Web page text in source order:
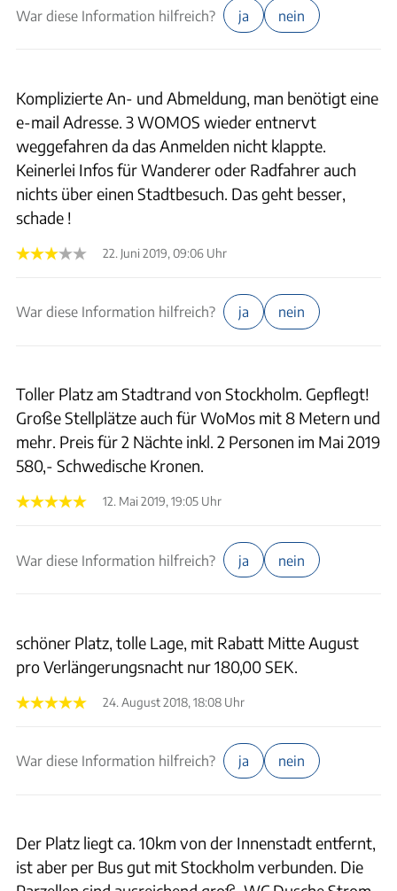
War diese Information hilfreich? ja nein
Komplizierte An- und Abmeldung, man benötigt eine
e-mail Adresse. 3 WOMOS wieder entnervt
weggefahren da das Anmelden nicht klappte.
Keinerlei Infos für Wanderer oder Radfahrer auch
nichts über einen Stadtbesuch. Das geht besser,
schade !
22. Juni 2019, 09:06 Uhr
War diese Information hilfreich? ja nein
Toller Platz am Stadtrand von Stockholm. Gepflegt!
Große Stellplätze auch für WoMos mit 8 Metern und
mehr. Preis für 2 Nächte inkl. 2 Personen im Mai 2019
580,- Schwedische Kronen.
12. Mai 2019, 19:05 Uhr
War diese Information hilfreich? ja nein
schöner Platz, tolle Lage, mit Rabatt Mitte August
pro Verlängerungsnacht nur 180,00 SEK.
24. August 2018, 18:08 Uhr
War diese Information hilfreich? ja nein
Der Platz liegt ca. 10km von der Innenstadt entfernt,
ist aber per Bus gut mit Stockholm verbunden. Die